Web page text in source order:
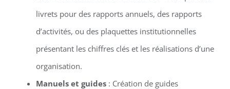
livrets pour des rapports annuels, des rapports
d’activités, ou des plaquettes institutionnelles
présentant les chiffres clés et les réalisations d’une
organisation.
Manuels et guides: Création de guides